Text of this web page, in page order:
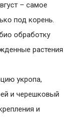
– самое
под корень.
обработку
растения
укропа,
и черешковый
и